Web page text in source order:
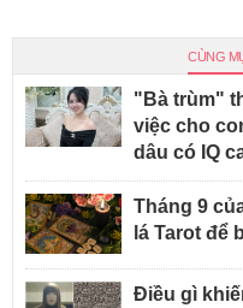
CÙNG
"Bà trùm"
việc cho
dâu có IQ
Tháng 9
lá Tarot để
Điều gì